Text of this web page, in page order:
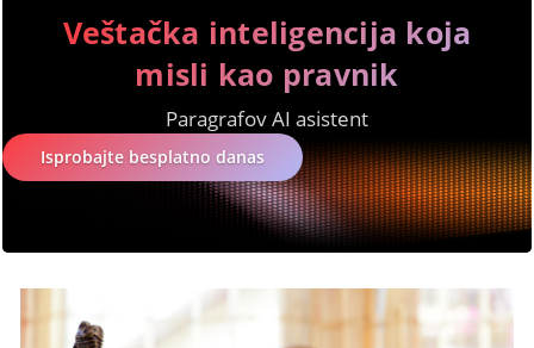
Veštačka inteligencija koja
misli kao pravnik
Paragrafov AI asistent
Isprobajte besplatno danas